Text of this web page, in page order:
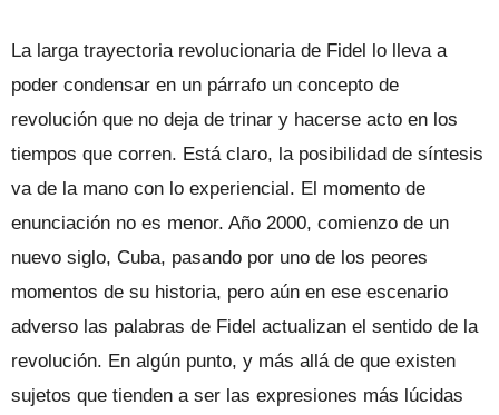
La larga trayectoria revolucionaria de Fidel lo lleva a
poder condensar en un párrafo un concepto de
revolución que no deja de trinar y hacerse acto en los
tiempos que corren. Está claro, la posibilidad de síntesis
va de la mano con lo experiencial. El momento de
enunciación no es menor. Año 2000, comienzo de un
nuevo siglo, Cuba, pasando por uno de los peores
momentos de su historia, pero aún en ese escenario
adverso las palabras de Fidel actualizan el sentido de la
revolución. En algún punto, y más allá de que existen
sujetos que tienden a ser las expresiones más lúcidas